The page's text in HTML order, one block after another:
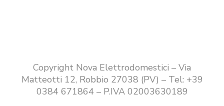
Copyright Nova Elettrodomestici – Via
Matteotti 12, Robbio 27038 (PV) – Tel: +39
0384 671864 – P.IVA 02003630189